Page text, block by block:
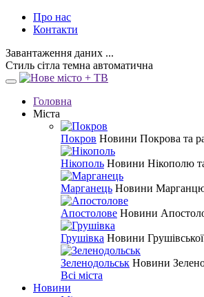
Про нас
Контакти
Завантаження даних ...
Стиль сітла темна автоматична
Головна
Міста
Покров Новини Покрова та
Нікополь Новини Нікополю
Марганець Новини
Апостолове Новини
Грушівка Новини
Зеленодольськ Новини
Всі міста
Новини